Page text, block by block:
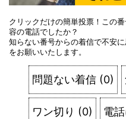
クリックだけの簡単投票！この
容の電話でしたか？
知らない番号からの着信で不安
をお願いいたします。
問題ない着信 (0)
ワン切り (0) 電